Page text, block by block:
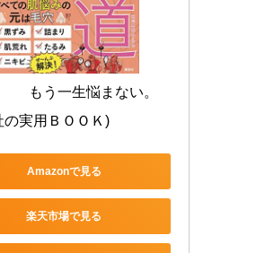
　もう一生悩まない。
の実用ＢＯＯＫ)
Amazonで見る
楽天市場で見る